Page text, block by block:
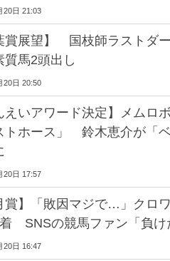
20日 21:03
賞展望】 国枝師ラストダ
質馬2頭出し
20日 20:50
えいアワード決定】メムロ
トホース」 鈴木恵介が「
20日 17:57
賞】「敗因マジで…」クロ
SNSの競馬ファン「負け
20日 16:47